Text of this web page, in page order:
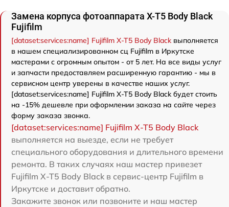
Замена корпуса фотоаппарата X-T5 Body Black
Fujifilm
[dataset:services:name] Fujifilm X-T5 Body Blackвыполняется
в нашем специализированном сц Fujifilm в Иркутске
мастерами с огромным опытом - от 5 лет. На все виды услуг
и запчасти предоставляем расширенную гарантию - мы в
сервисном центр уверены в качестве наших услуг.
[dataset:services:name] Fujifilm X-T5 Body Black будет стоить
на -15% дешевле при оформлении заказа на сайте через
форму заказа звонка.
[dataset:services:name] Fujifilm X-T5 Body Black
выполняется на выезде, если не требует
специального оборудования и длительного времени
ремонта. В таких случаях наш мастер привезет
Fujifilm X-T5 Body Black в сервис-центр Fujifilm в
Иркутске и доставит обратно.
Закажите звонок или позвоните и наш мастер